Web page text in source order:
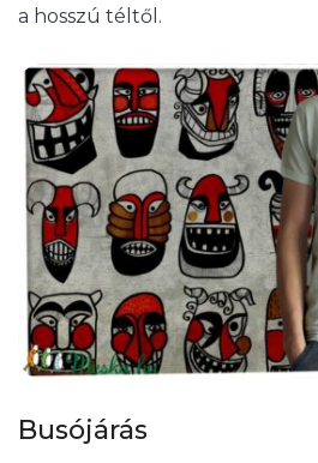
a hosszú téltől.
Busójárás